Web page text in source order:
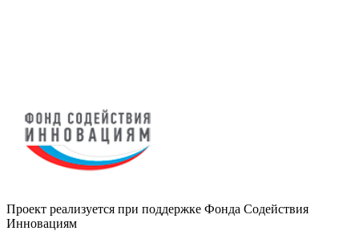
Проект реализуется при поддержке Фонда Содействия
Инновациям